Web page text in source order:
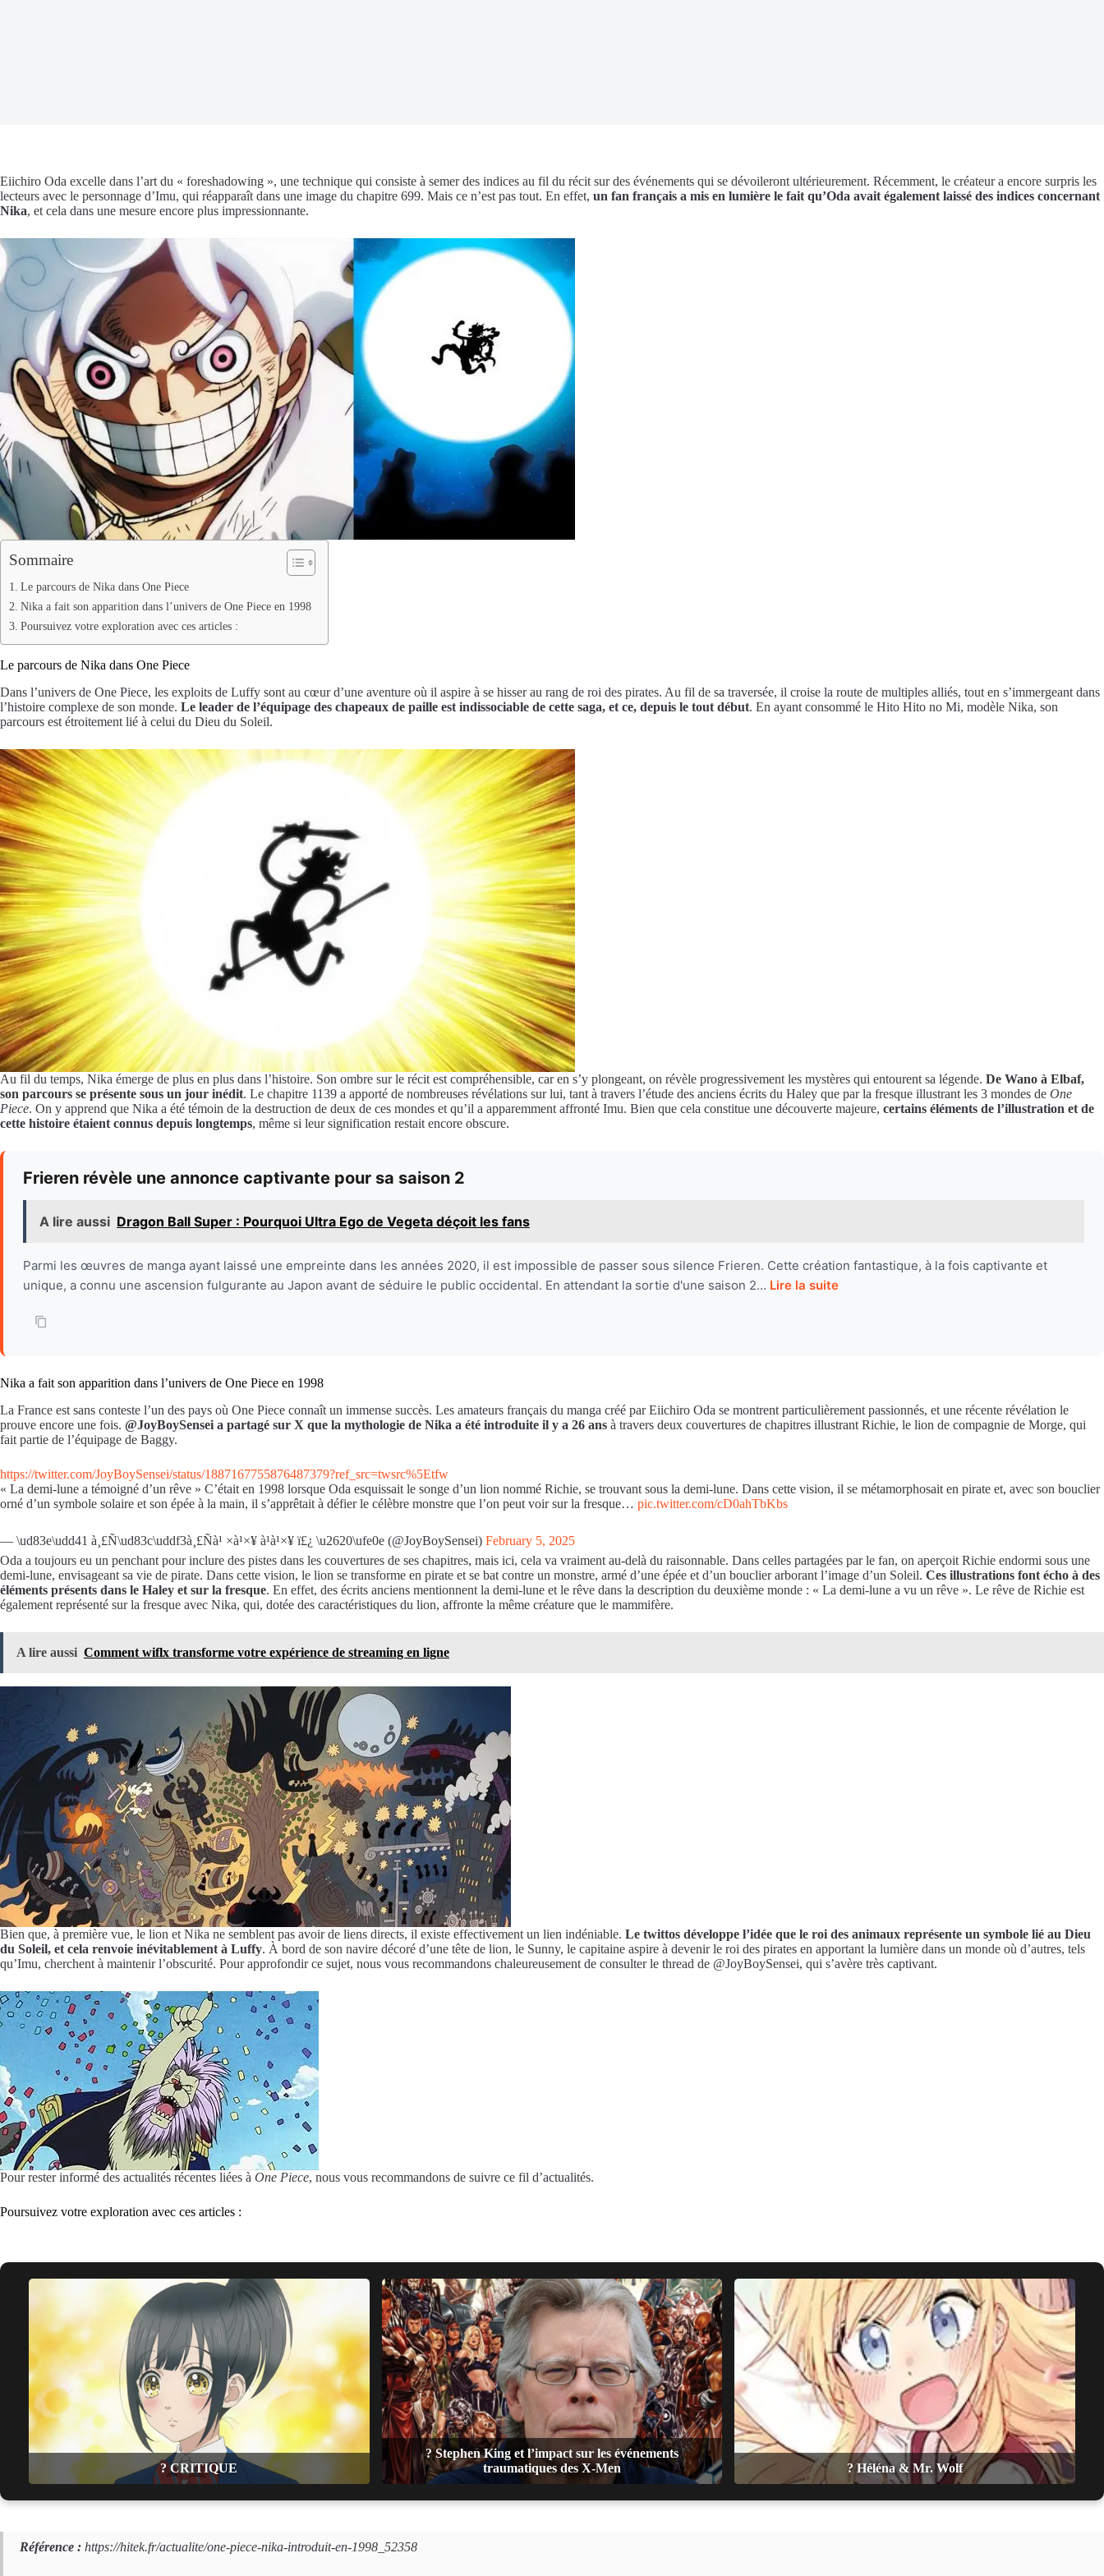
Eiichiro Oda excelle dans l’art du « foreshadowing », une technique qui consiste à semer des indices au fil du récit sur des événements qui se dévoileront ultérieurement. Récemment, le créateur a encore surpris les
lecteurs avec le personnage d’Imu, qui réapparaît dans une image du chapitre 699. Mais ce n’est pas tout. En effet, un fan français a mis en lumière le fait qu’Oda avait également laissé des indices concernant
Nika, et cela dans une mesure encore plus impressionnante.
Sommaire
Le parcours de Nika dans One Piece
Nika a fait son apparition dans l’univers de One Piece en 1998
Poursuivez votre exploration avec ces articles :
Le parcours de Nika dans One Piece
Dans l’univers de One Piece, les exploits de Luffy sont au cœur d’une aventure où il aspire à se hisser au rang de roi des pirates. Au fil de sa traversée, il croise la route de multiples alliés, tout en s’immergeant dans
l’histoire complexe de son monde. Le leader de l’équipage des chapeaux de paille est indissociable de cette saga, et ce, depuis le tout début. En ayant consommé le Hito Hito no Mi, modèle Nika, son
parcours est étroitement lié à celui du Dieu du Soleil.
Au fil du temps, Nika émerge de plus en plus dans l’histoire. Son ombre sur le récit est compréhensible, car en s’y plongeant, on révèle progressivement les mystères qui entourent sa légende. De Wano à Elbaf,
son parcours se présente sous un jour inédit. Le chapitre 1139 a apporté de nombreuses révélations sur lui, tant à travers l’étude des anciens écrits du Haley que par la fresque illustrant les 3 mondes de One
Piece. On y apprend que Nika a été témoin de la destruction de deux de ces mondes et qu’il a apparemment affronté Imu. Bien que cela constitue une découverte majeure, certains éléments de l’illustration et de
cette histoire étaient connus depuis longtemps, même si leur signification restait encore obscure.
Frieren révèle une annonce captivante pour sa saison 2
A lire aussi Dragon Ball Super : Pourquoi Ultra Ego de Vegeta déçoit les fans
Parmi les œuvres de manga ayant laissé une empreinte dans les années 2020, il est impossible de passer sous silence Frieren. Cette création fantastique, à la fois captivante et
unique, a connu une ascension fulgurante au Japon avant de séduire le public occidental. En attendant la sortie d'une saison 2... Lire la suite
Nika a fait son apparition dans l’univers de One Piece en 1998
La France est sans conteste l’un des pays où One Piece connaît un immense succès. Les amateurs français du manga créé par Eiichiro Oda se montrent particulièrement passionnés, et une récente révélation le
prouve encore une fois. @JoyBoySensei a partagé sur X que la mythologie de Nika a été introduite il y a 26 ans à travers deux couvertures de chapitres illustrant Richie, le lion de compagnie de Morge, qui
fait partie de l’équipage de Baggy.
https://twitter.com/JoyBoySensei/status/1887167755876487379?ref_src=twsrc%5Etfw
« La demi-lune a témoigné d’un rêve » C’était en 1998 lorsque Oda esquissait le songe d’un lion nommé Richie, se trouvant sous la demi-lune. Dans cette vision, il se métamorphosait en pirate et, avec son bouclier
orné d’un symbole solaire et son épée à la main, il s’apprêtait à défier le célèbre monstre que l’on peut voir sur la fresque… pic.twitter.com/cD0ahTbKbs
— \ud83e\udd41 à¸£Ñ\ud83c\uddf3à¸£Ñà¹ ×à¹×¥ à¹à¹×¥ ï£¿ \u2620\ufe0e (@JoyBoySensei) February 5, 2025
Oda a toujours eu un penchant pour inclure des pistes dans les couvertures de ses chapitres, mais ici, cela va vraiment au-delà du raisonnable. Dans celles partagées par le fan, on aperçoit Richie endormi sous une
demi-lune, envisageant sa vie de pirate. Dans cette vision, le lion se transforme en pirate et se bat contre un monstre, armé d’une épée et d’un bouclier arborant l’image d’un Soleil. Ces illustrations font écho à des
éléments présents dans le Haley et sur la fresque. En effet, des écrits anciens mentionnent la demi-lune et le rêve dans la description du deuxième monde : « La demi-lune a vu un rêve ». Le rêve de Richie est
également représenté sur la fresque avec Nika, qui, dotée des caractéristiques du lion, affronte la même créature que le mammifère.
A lire aussi Comment wiflx transforme votre expérience de streaming en ligne
Bien que, à première vue, le lion et Nika ne semblent pas avoir de liens directs, il existe effectivement un lien indéniable. Le twittos développe l’idée que le roi des animaux représente un symbole lié au Dieu
du Soleil, et cela renvoie inévitablement à Luffy. À bord de son navire décoré d’une tête de lion, le Sunny, le capitaine aspire à devenir le roi des pirates en apportant la lumière dans un monde où d’autres, tels
qu’Imu, cherchent à maintenir l’obscurité. Pour approfondir ce sujet, nous vous recommandons chaleureusement de consulter le thread de @JoyBoySensei, qui s’avère très captivant.
Pour rester informé des actualités récentes liées à One Piece, nous vous recommandons de suivre ce fil d’actualités.
Poursuivez votre exploration avec ces articles :
? CRITIQUE
? Stephen King et l’impact sur les événements
traumatiques des X-Men
? Héléna & Mr. Wolf
Référence : https://hitek.fr/actualite/one-piece-nika-introduit-en-1998_52358